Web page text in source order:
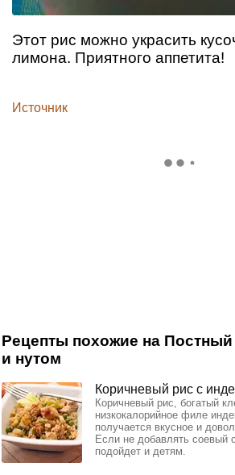
Этот рис можно украсить
лимона. Приятного аппетита!
Источник
Рецепты похожие на
и нутом
Коричневый рис с
Коричневый рис, богатый
низкокалорийное филе
получается вкусное и
Если не добавлять соевый
подойдет и детям.